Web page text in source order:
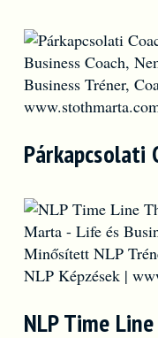
Párkapcsolati
NLP Time